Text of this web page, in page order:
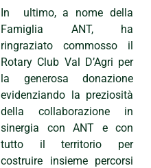
In ultimo, a nome della
Famiglia ANT, ha
ringraziato commosso il
Rotary Club Val D’Agri per
la generosa donazione
evidenziando la preziosità
della collaborazione in
sinergia con ANT e con
tutto il territorio per
costruire insieme percorsi